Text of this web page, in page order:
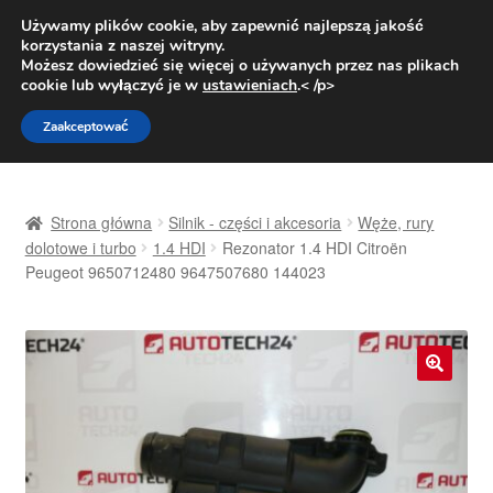
DOSTAWA od 31 zł
Pn.-pt. 9:00-16:00800 003 167
Przejdź
do
nawigacji
Przejdź
do
treści
Dostawa
Kontakt
O nas
Strona główna Silnik - części i akcesoria
Węże, rury
dolotowe i turbo
1.4 HDI
Rezonator 1.4 HDI Citroën
Peugeot 9650712480 9647507680 144023
Używamy plików cookie, aby zapewnić najlepszą jakość
korzystania z naszej witryny.
Możesz dowiedzieć się więcej o używanych przez nas plikach
cookie lub wyłączyć je w ustawieniach.< /p>
Zaakceptować